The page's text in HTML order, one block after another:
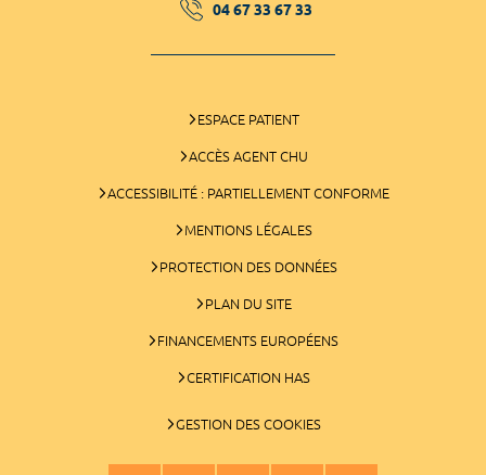
04 67 33 67 33
ESPACE PATIENT
ACCÈS AGENT CHU
ACCESSIBILITÉ : PARTIELLEMENT CONFORME
MENTIONS LÉGALES
PROTECTION DES DONNÉES
PLAN DU SITE
FINANCEMENTS EUROPÉENS
CERTIFICATION HAS
GESTION DES COOKIES